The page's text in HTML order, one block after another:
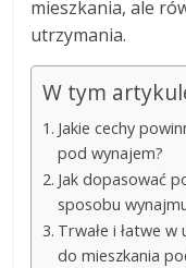
mieszkania, ale
utrzymania.
W tym
Jakie cechy
pod wynajem?
Jak dopasować
sposobu
Trwałe i łatwe
do mieszkania